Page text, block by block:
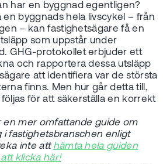
har en byggnad egentligen?
byggnads hela livscykel – från
– kan fastighetsägare få en
som uppstår under
GHG-protokollet erbjuder ett
och rapportera dessa utsläpp
att identifiera var de största
finns. Men hur går detta till,
för att säkerställa en korrekt
en mer omfattande guide om
i fastighetsbranschen enligt
inte atthämta hela guiden
klicka här!